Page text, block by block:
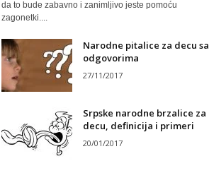
da to bude zabavno i zanimljivo jeste pomoću
zagonetki....
Narodne pitalice za decu sa
odgovorima
27/11/2017
Srpske narodne brzalice za
decu, definicija i primeri
20/01/2017